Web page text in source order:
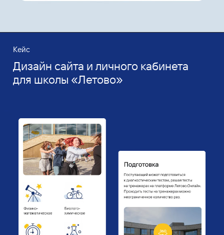
Кейс
Дизайн сайта и личного кабинета
для школы «Летово»